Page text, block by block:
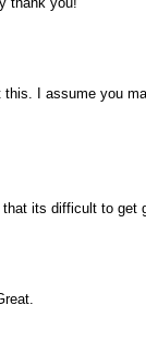
I assume you
its difficult to get